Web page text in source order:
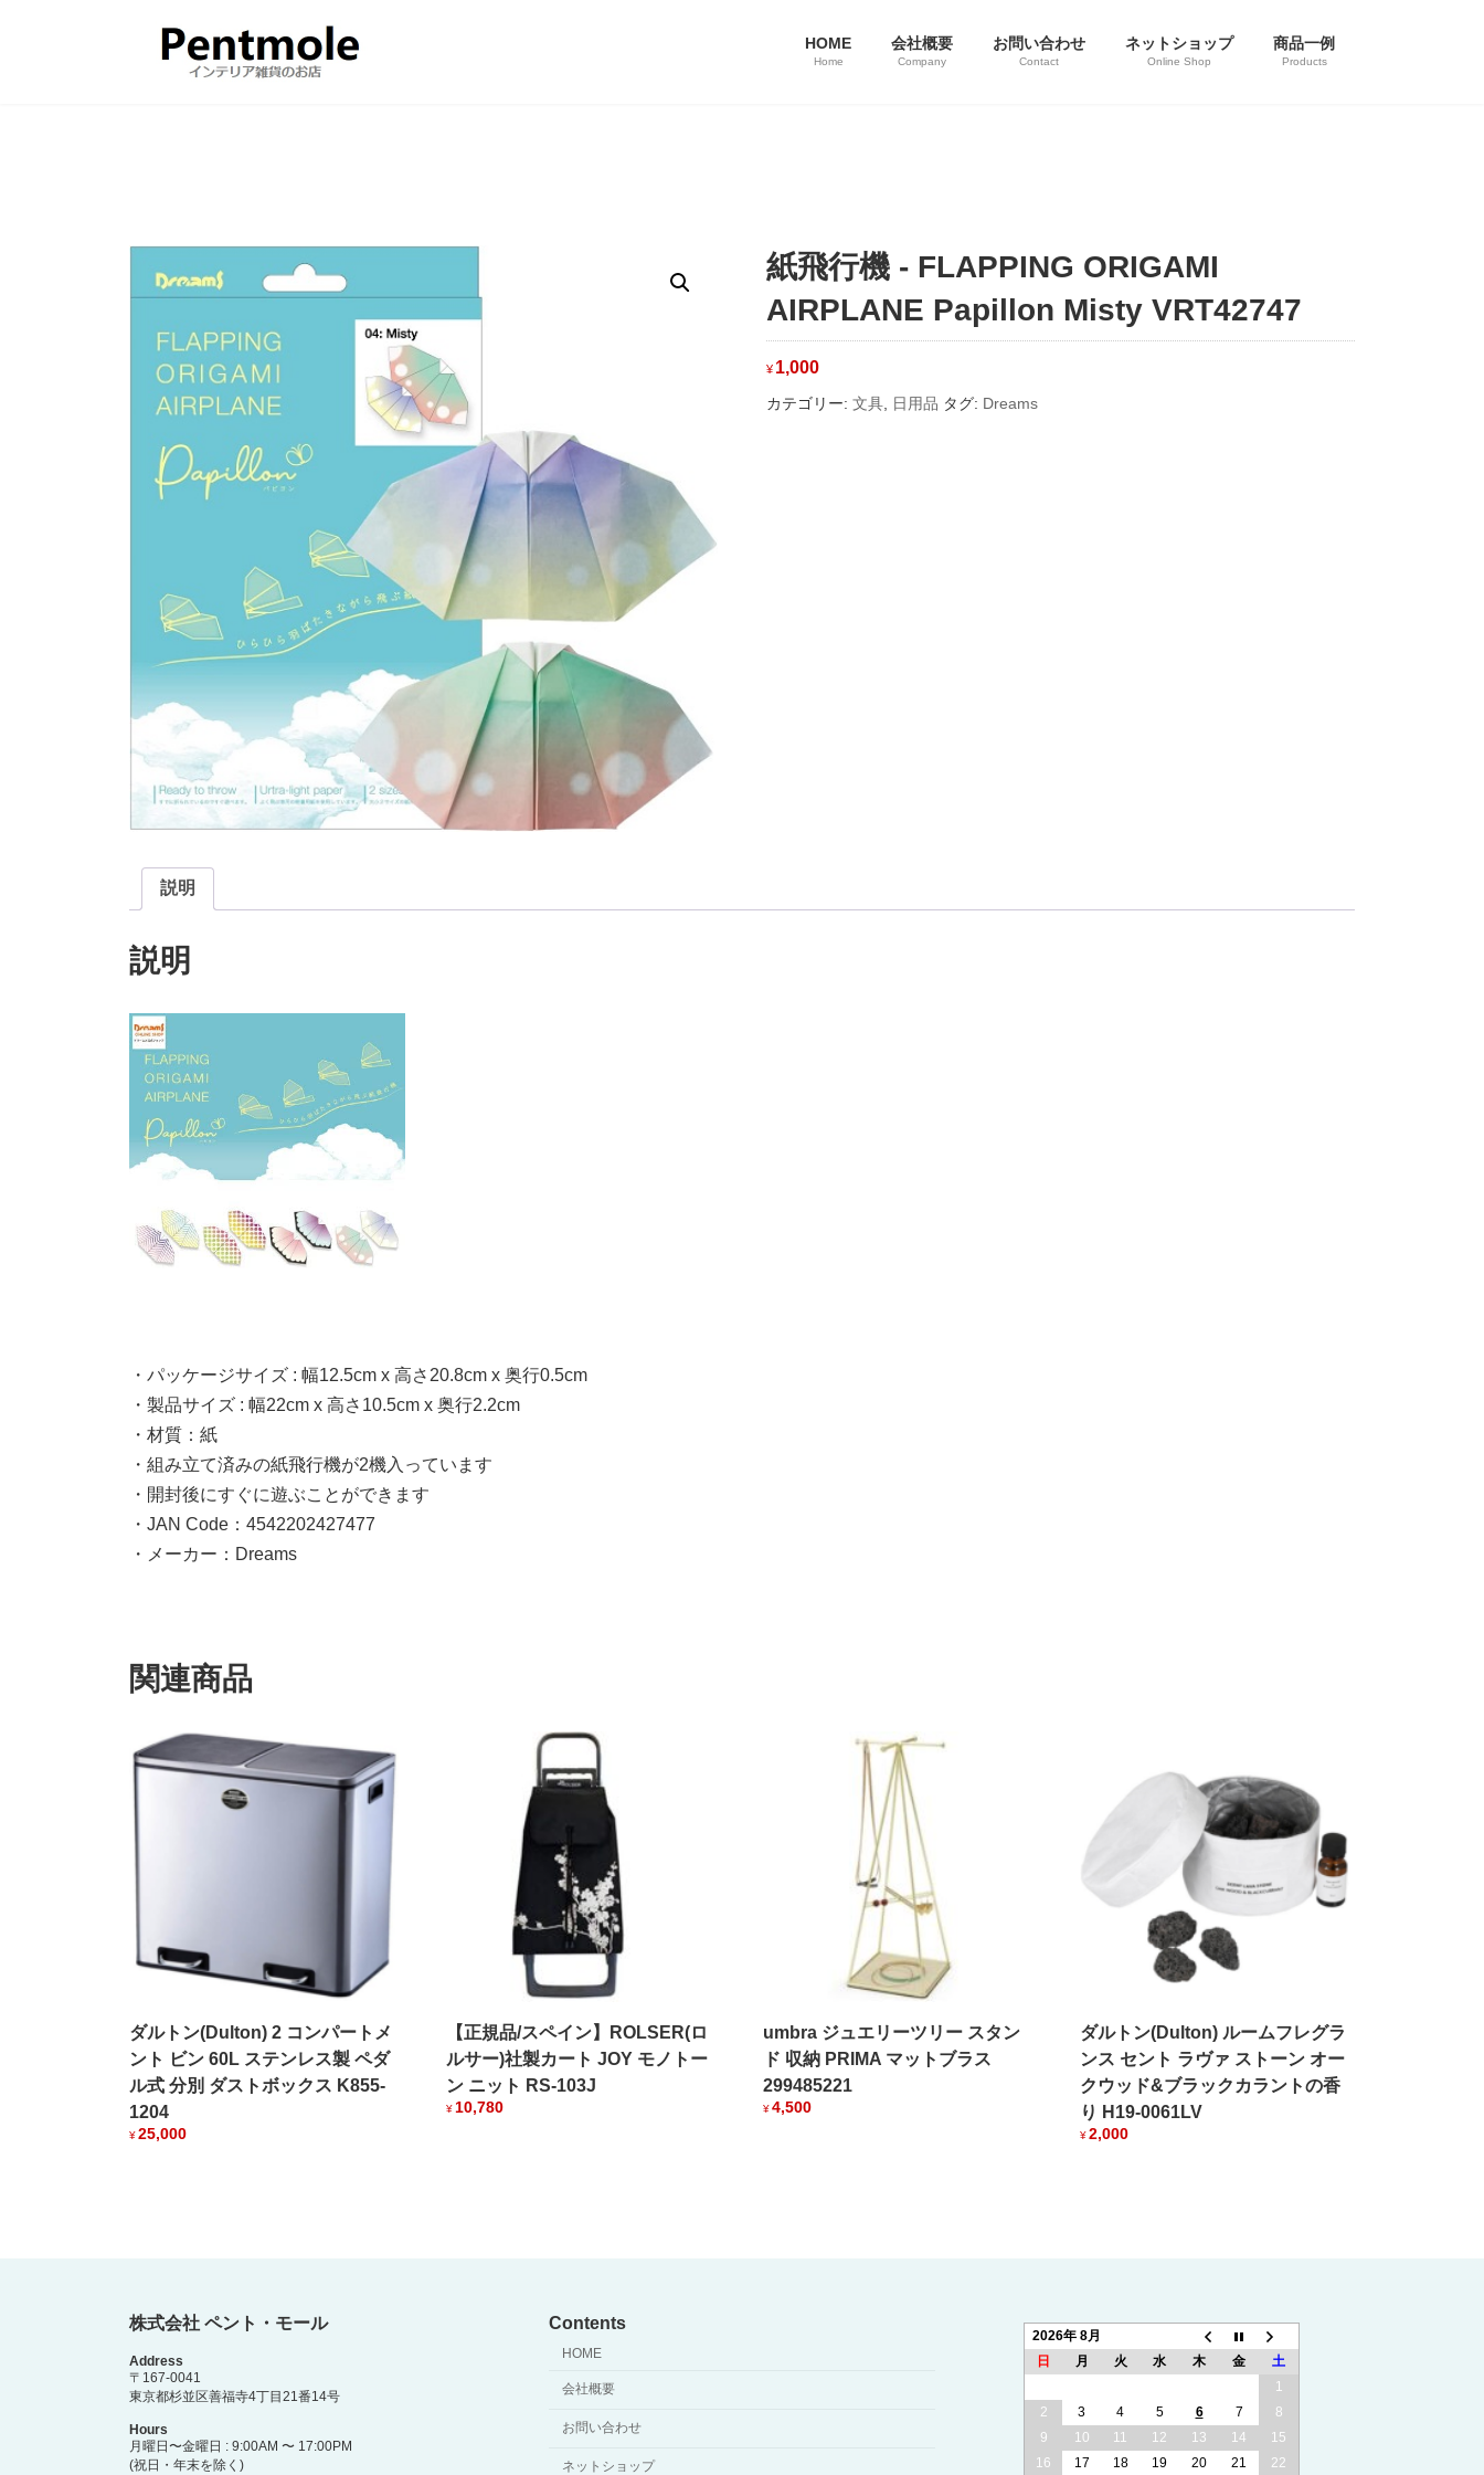
HOME
Home
会社概要
Company
お問い合わせ
Contact
ネットショップ
Online Shop
商品一例
Products
紙飛行機 - FLAPPING ORIGAMI
AIRPLANE Papillon Misty VRT42747
¥ 1,000
カテゴリー:文具 日用品 タグ: Dreams
説明
説明
・パッケージサイズ : 幅12.5cm x 高さ20.8cm x 奥行0.5cm
・製品サイズ : 幅22cm x 高さ10.5cm x 奥行2.2cm
・材質：紙
・組み立て済みの紙飛行機が2機入っています
・開封後にすぐに遊ぶことができます
・JAN Code：4542202427477
・メーカー：Dreams
関連商品
ダルトン(Dulton) 2 コンパートメ
ント ビン 60L ステンレス製 ペダ
ル式 分別 ダストボックス K855-
1204
¥25,000
【正規品/スペイン】ROLSER(ロ
ルサー)社製カート JOY モノトー
ン ニット RS-103J
¥ 10,780
umbra ジュエリーツリー スタン
ド 収納 PRIMA マットブラス
299485221
¥4,500
ダルトン(Dulton) ルームフレグラ
ンス セント ラヴァ ストーン オー
クウッド&ブラックカラントの香
り H19-0061LV
¥ 2,000
株式会社 ペント・モール
Address
〒167-0041
東京都杉並区善福寺4丁目21番14号
Hours
月曜日〜金曜日 : 9:00AM 〜 17:00PM
(祝日・年末を除く)
Contents
HOME
会社概要
お問い合わせ
ネットショップ
2026年 8月
日
月 火 水 木 金
土
1
2
3 4 5 6 7
8
9
10 11 12 13 14
15
16
17 18 19 20 21 22